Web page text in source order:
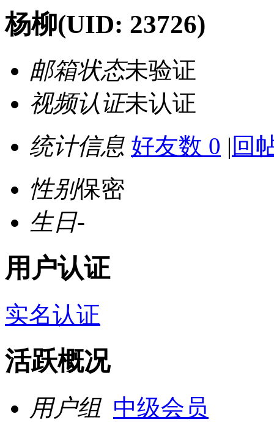
杨柳(UID: 23726)
邮箱状态未验证
视频认证未认证
统计信息 好友数 0 | 回
性别保密
生日-
用户认证
实名认证
活跃概况
用户组 中级会员